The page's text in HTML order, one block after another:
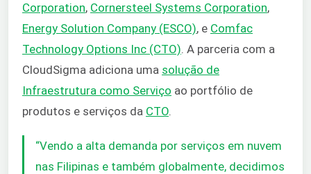
Corporation, Cornersteel Systems Corporation,
Energy Solution Company (ESCO), e Comfac
Technology Options Inc (CTO). A parceria com a
CloudSigma adiciona uma solução de
Infraestrutura como Serviço ao portfólio de
produtos e serviços da CTO.
“Vendo a alta demanda por serviços em nuvem
nas Filipinas e também globalmente, decidimos